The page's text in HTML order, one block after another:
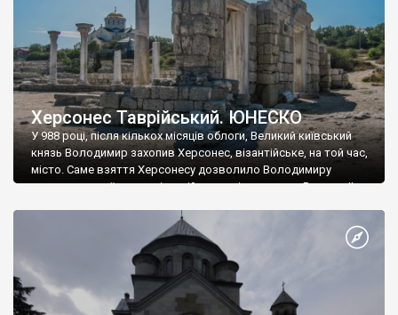
Херсонес Таврійський. ЮНЕСКО
У 988 році, після кількох місяців облоги, Великий київський
князь Володимир захопив Херсонес, візантійське, на той час,
місто. Саме взяття Херсонесу дозволило Володимиру
диктувати свої умови візантійському імператору Василю ІІ, та
Херсонесі Володимир-язичник, став Василем-християнином.
А потім було Хрещення Русі. На честь Херсонесу Таврійського